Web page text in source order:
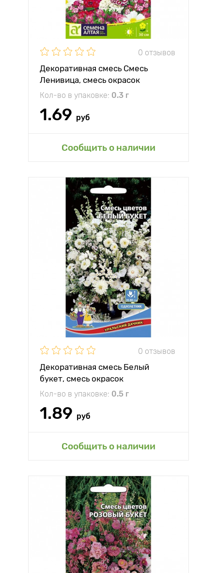
0 отзывов
Декоративная смесь Смесь
Ленивица, смесь окрасок
Кол-во в упаковке: 0.3 г
1.69 руб
Сообщить о наличии
0 отзывов
Декоративная смесь Белый
букет, смесь окрасок
Кол-во в упаковке: 0.5 г
1.89 руб
Сообщить о наличии